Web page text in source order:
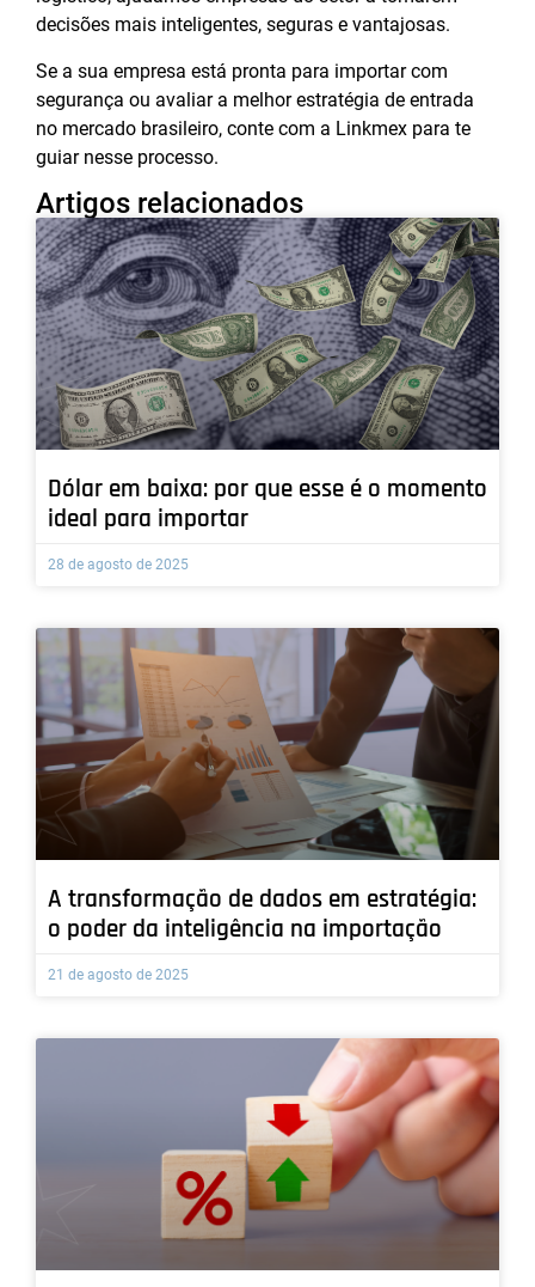
decisões mais inteligentes, seguras e vantajosas.
Se a sua empresa está pronta para importar com
segurança ou avaliar a melhor estratégia de entrada
no mercado brasileiro, conte com a Linkmex para te
guiar nesse processo.
Artigos relacionados
Dólar em baixa: por que esse é o momento
ideal para importar
28 de agosto de 2025
A transformação de dados em estratégia:
o poder da inteligência na importação
21 de agosto de 2025